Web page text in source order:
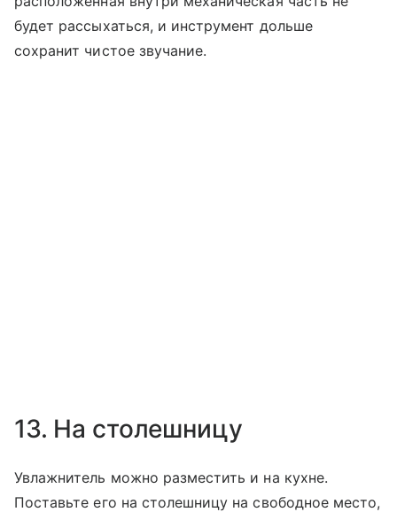
будет рассыхаться, и инструмент дольше
сохранит чистое звучание.
13. На столешницу
Увлажнитель можно разместить и на кухне.
Поставьте его на столешницу на свободное место,